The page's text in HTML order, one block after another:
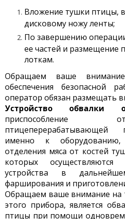
Вложение тушки птицы,
дисковому ножу ленты;
По завершению
ее частей и размещение
лоткам.
Обращаем ваше
обеспечения безопасной
оператор обязан размещать
Устройство обвалки
приспособление
именно к
отделения мяса от костей
которых
устройства в
фарширования и
Обращаем ваше внимание на
этого прибора, является
птицы при помощи